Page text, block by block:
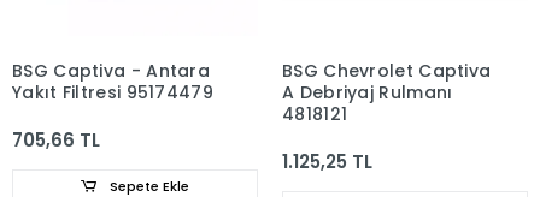
BSG Captiva - Antara
Yakıt Filtresi 95174479
705,66 TL
Sepete Ekle
BSG Chevrolet Captiva
A Debriyaj Rulmanı
4818121
1.125,25 TL